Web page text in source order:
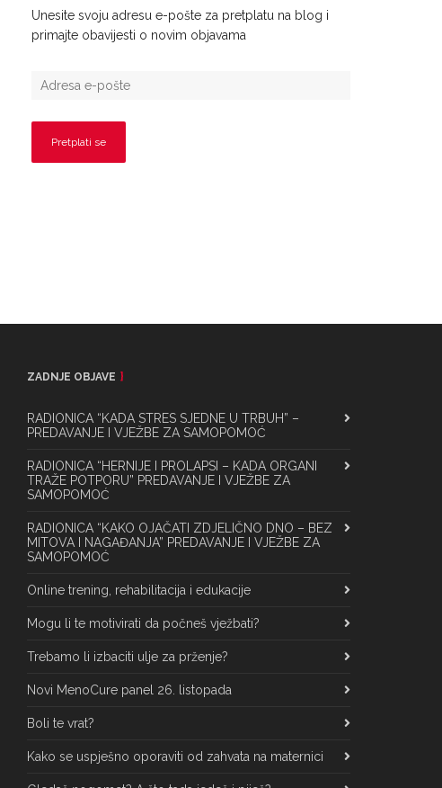
Unesite svoju adresu e-pošte za pretplatu na blog i
primajte obavijesti o novim objavama
ZADNJE OBJAVE
RADIONICA “KADA STRES SJEDNE U TRBUH” –
PREDAVANJE I VJEŽBE ZA SAMOPOMOĆ
RADIONICA “HERNIJE I PROLAPSI – KADA ORGANI
TRAŽE POTPORU” PREDAVANJE I VJEŽBE ZA
SAMOPOMOĆ
RADIONICA “KAKO OJAČATI ZDJELIČNO DNO – BEZ
MITOVA I NAGAĐANJA” PREDAVANJE I VJEŽBE ZA
SAMOPOMOĆ
Online trening, rehabilitacija i edukacije
Mogu li te motivirati da počneš vježbati?
Trebamo li izbaciti ulje za prženje?
Novi MenoCure panel 26. listopada
Boli te vrat?
Kako se uspješno oporaviti od zahvata na maternici